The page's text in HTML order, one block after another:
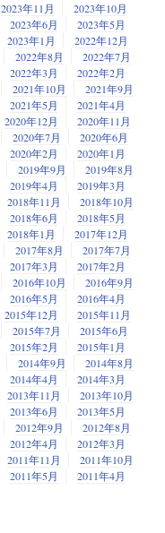
2023年11月
2023年10月
2023年6月
2023年5月
2023年1月
2022年12月
2022年8月
2022年7月
2022年3月
2022年2月
2021年10月
2021年9月
2021年5月
2021年4月
2020年12月
2020年11月
2020年7月
2020年6月
2020年2月
2020年1月
2019年9月
2019年8月
2019年4月
2019年3月
2018年11月
2018年10月
2018年6月
2018年5月
2018年1月
2017年12月
2017年8月
2017年7月
2017年3月
2017年2月
2016年10月
2016年9月
2016年5月
2016年4月
2015年12月
2015年11月
2015年7月
2015年6月
2015年2月
2015年1月
2014年9月
2014年8月
2014年4月
2014年3月
2013年11月
2013年10月
2013年6月
2013年5月
2012年9月
2012年8月
2012年4月
2012年3月
2011年11月
2011年10月
2011年5月
2011年4月